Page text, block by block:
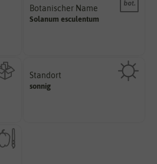
Botanischer Name
Solanum esculentum
Namen zur eindeutigen
Bestimmung der Pflanze.
Standort
sonnig
Pflanze? (schattig, halbschattig,
sonnig, vollsonnig)